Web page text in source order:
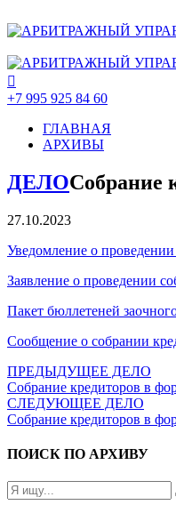
+7 995 925 84 60
ГЛАВНАЯ
АРХИВЫ
ДЕЛОСобрание
27.10.2023
Уведомление о
Заявление о проведении
Пакет бюллетеней
Сообщение о собрании
ПРЕДЫДУЩЕЕ ДЕЛО
Собрание кредиторов в
СЛЕДУЮЩЕЕ ДЕЛО
Собрание кредиторов в
ПОИСК ПО АРХИВУ